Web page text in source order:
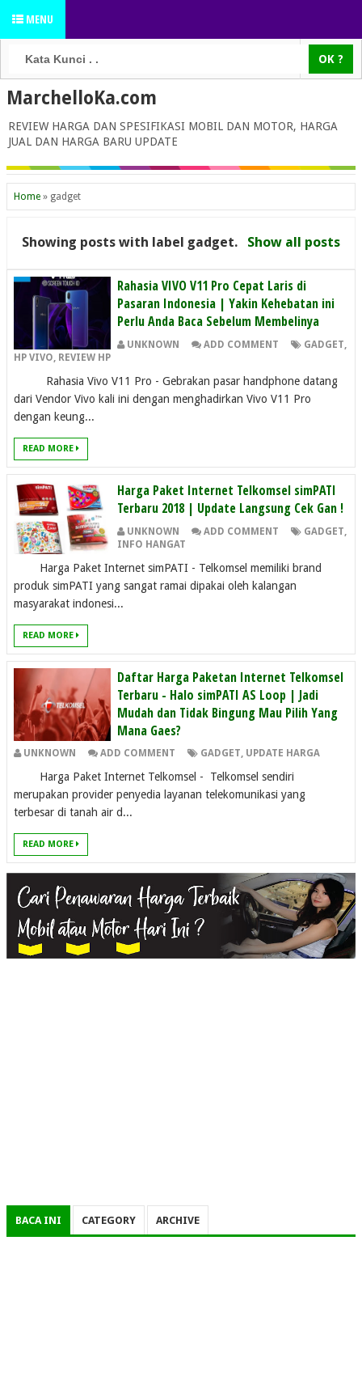
MENU
MarchelloKa.com
REVIEW HARGA DAN SPESIFIKASI MOBIL DAN MOTOR, HARGA
JUAL DAN HARGA BARU UPDATE
Home » gadget
Showing posts with label gadget. Show all posts
Rahasia VIVO V11 Pro Cepat Laris di
Pasaran Indonesia | Yakin Kehebatan ini
Perlu Anda Baca Sebelum Membelinya
UNKNOWN ADD COMMENT GADGET,
HP VIVO, REVIEW HP
Rahasia Vivo V11 Pro - Gebrakan pasar handphone datang
dari Vendor Vivo kali ini dengan menghadirkan Vivo V11 Pro
dengan keung...
READ MORE
Harga Paket Internet Telkomsel simPATI
Terbaru 2018 | Update Langsung Cek Gan !
UNKNOWN ADD COMMENT GADGET
INFO HANGAT
Harga Paket Internet simPATI - Telkomsel memiliki brand
produk simPATI yang sangat ramai dipakai oleh kalangan
masyarakat indonesi...
READ MORE
Daftar Harga Paketan Internet Telkomsel
Terbaru - Halo simPATI AS Loop | Jadi
Mudah dan Tidak Bingung Mau Pilih Yang
Mana Gaes?
UNKNOWN ADD COMMENT GADGET, UPDATE HARGA
Harga Paket Internet Telkomsel - Telkomsel sendiri
merupakan provider penyedia layanan telekomunikasi yang
terbesar di tanah air d...
READ MORE
BACA INI CATEGORY ARCHIVE